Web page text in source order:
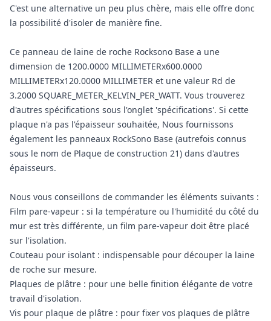
C'est une alternative un peu plus chère, mais elle offre donc
la possibilité d'isoler de manière fine.
Ce panneau de laine de roche Rocksono Base a une
dimension de 1200.0000 MILLIMETERx600.0000
MILLIMETERx120.0000 MILLIMETER et une valeur Rd de
3.2000 SQUARE_METER_KELVIN_PER_WATT. Vous trouverez
d'autres spécifications sous l'onglet 'spécifications'. Si cette
plaque n'a pas l'épaisseur souhaitée, Nous fournissons
également les panneaux RockSono Base (autrefois connus
sous le nom de Plaque de construction 21) dans d'autres
épaisseurs.
Nous vous conseillons de commander les éléments suivants :
Film pare-vapeur : si la température ou l'humidité du côté du
mur est très différente, un film pare-vapeur doit être placé
sur l'isolation.
Couteau pour isolant : indispensable pour découper la laine
de roche sur mesure.
Plaques de plâtre : pour une belle finition élégante de votre
travail d'isolation.
Vis pour plaque de plâtre : pour fixer vos plaques de plâtre